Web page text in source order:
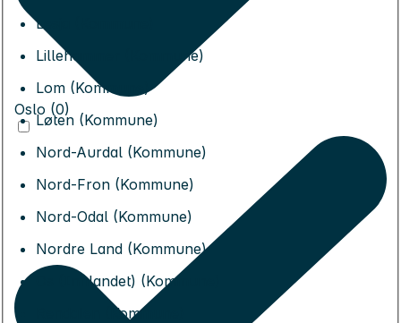
Lesja (Kommune)
Lillehammer (Kommune)
Lom (Kommune)
Løten (Kommune)
Nord-Aurdal (Kommune)
Nord-Fron (Kommune)
Nord-Odal (Kommune)
Nordre Land (Kommune)
Os (Innlandet) (Kommune)
Rendalen (Kommune)
Oslo (0)